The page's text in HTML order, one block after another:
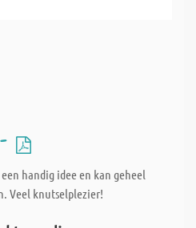
handig idee en kan geheel
Veel knutselplezier!